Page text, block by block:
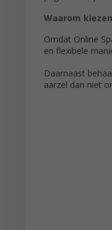
Waarom
Omdat Online
en flexibele
Daarnaast
aarzel dan niet